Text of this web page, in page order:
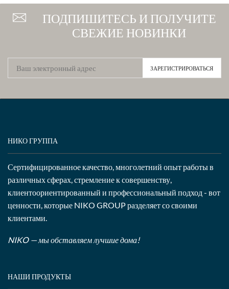
ПОДПИШИТЕСЬ И ПОЛУЧИТЕ
СВЕЖИЕ НОВИНКИ
НИКО ГРУППА
Сертифицированное качество, многолетний опыт работы в
различных сферах, стремление к совершенству,
клиентоориентированный и профессиональный подход - вот
ценности, которые NIKO GROUP разделяет со своими
клиентами.
NIKO — мы обставляем лучшие дома!
НАШИ ПРОДУКТЫ